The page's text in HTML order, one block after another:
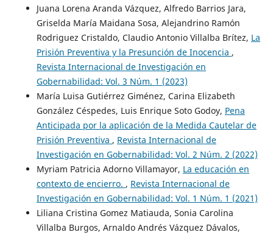
Juana Lorena Aranda Vázquez, Alfredo Barrios Jara,
Griselda María Maidana Sosa, Alejandrino Ramón
Rodriguez Cristaldo, Claudio Antonio Villalba Brítez, La
Prisión Preventiva y la Presunción de Inocencia ,
Revista Internacional de Investigación en
Gobernabilidad: Vol. 3 Núm. 1 (2023)
María Luisa Gutiérrez Giménez, Carina Elizabeth
González Céspedes, Luis Enrique Soto Godoy, Pena
Anticipada por la aplicación de la Medida Cautelar de
Prisión Preventiva , Revista Internacional de
Investigación en Gobernabilidad: Vol. 2 Núm. 2 (2022)
Myriam Patricia Adorno Villamayor, La educación en
contexto de encierro. , Revista Internacional de
Investigación en Gobernabilidad: Vol. 1 Núm. 1 (2021)
Liliana Cristina Gomez Matiauda, Sonia Carolina
Villalba Burgos, Arnaldo Andrés Vázquez Dávalos,